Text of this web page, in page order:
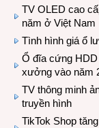
TV OLED cao
năm ở Việt Nam
Tình hình giá ổ
Ổ đĩa cứng
xưởng vào năm
TV thông minh
truyền hình
TikTok Shop